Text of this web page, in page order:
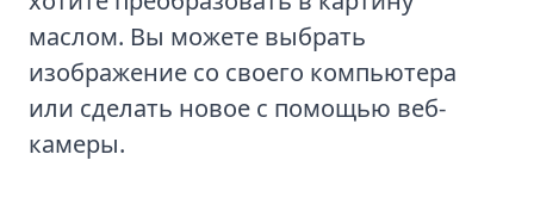
маслом. Вы можете выбрать
изображение со своего компьютера
или сделать новое с помощью веб-
камеры.